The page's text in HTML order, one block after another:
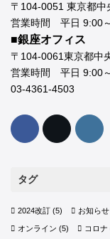
〒104-0051 東京都
営業時間 平日 9:00
■銀座オフィス
〒104-0061東京都中
営業時間 平日 9:00
03-4361-4503
タグ
2024改訂 (5) お知らせ
オンライン (5) コロナ